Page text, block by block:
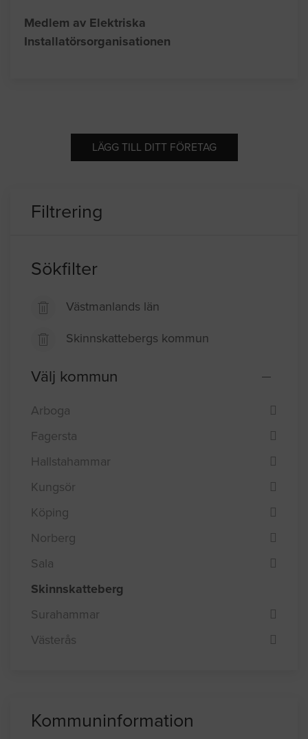
Medlem av Elektriska
Installatörsorganisationen
LÄGG TILL DITT FÖRETAG
Filtrering
Sökfilter
Västmanlands län
Skinnskattebergs kommun
Välj kommun
Arboga
Fagersta
Hallstahammar
Kungsör
Köping
Norberg
Sala
Skinnskatteberg
Surahammar
Västerås
Kommuninformation